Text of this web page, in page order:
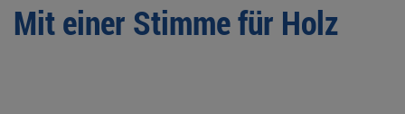
Mit einer Stimme für Holz